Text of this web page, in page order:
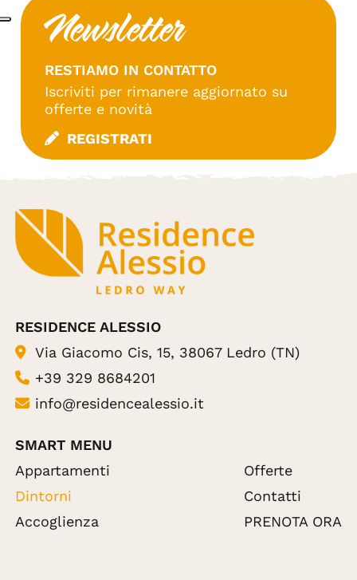
Newsletter
RESTIAMO IN CONTATTO
Iscriviti per rimanere aggiornato su
offerte e novità
REGISTRATI
RESIDENCE ALESSIO
Via Giacomo Cis, 15, 38067 Ledro (TN)
+39 329 8684201
info@residencealessio.it
SMART MENU
Appartamenti
Dintorni(Pagina corrente)
Accoglienza
Offerte
Contatti
PRENOTA ORA